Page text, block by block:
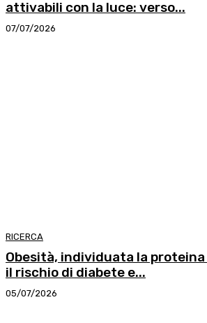
attivabili con la luce: verso...
07/07/2026
RICERCA
Obesità, individuata la
il rischio di diabete e...
05/07/2026